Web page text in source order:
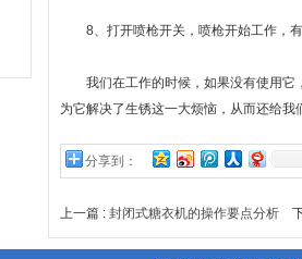
8、打开喷枪开关，喷枪开始工作，有
我们在工作的时候，如果没有使用它
为它解决了生锈这一大烦恼，从而还给我
分享到：
上一篇 : 封闭式糖衣机的操作要点分析